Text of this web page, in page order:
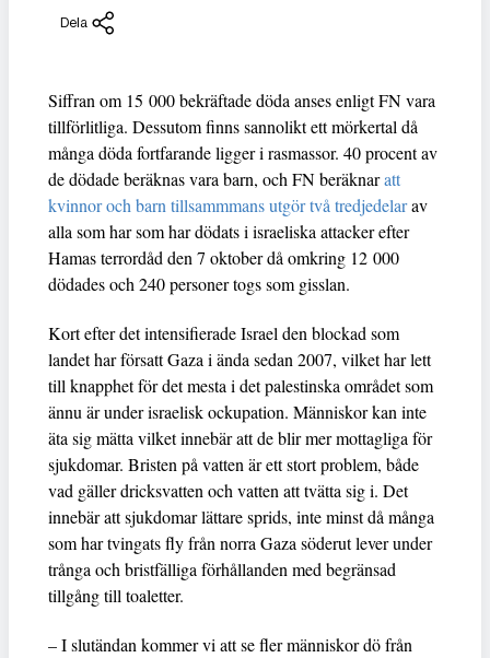
Dela
Siffran om 15 000 bekräftade döda anses enligt FN vara
tillförlitliga. Dessutom finns sannolikt ett mörkertal då
många döda fortfarande ligger i rasmassor. 40 procent av
de dödade beräknas vara barn, och FN beräknaratt
kvinnor och barn tillsammmans utgör två tredjedelarav
alla som har som har dödats i israeliska attacker efter
Hamas terrordåd den 7 oktober då omkring 12 000
dödades och 240 personer togs som gisslan.
Kort efter det intensifierade Israel den blockad som
landet har försatt Gaza i ända sedan 2007, vilket har lett
till knapphet för det mesta i det palestinska området som
ännu är under israelisk ockupation. Människor kan inte
äta sig mätta vilket innebär att de blir mer mottagliga för
sjukdomar. Bristen på vatten är ett stort problem, både
vad gäller dricksvatten och vatten att tvätta sig i. Det
innebär att sjukdomar lättare sprids, inte minst då många
som har tvingats fly från norra Gaza söderut lever under
trånga och bristfälliga förhållanden med begränsad
tillgång till toaletter.
– I slutändan kommer vi att se fler människor dö från